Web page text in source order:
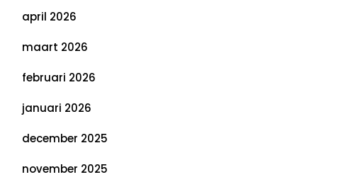
april 2026
maart 2026
februari 2026
januari 2026
december 2025
november 2025